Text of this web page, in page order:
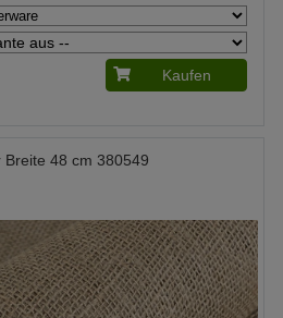
Kaufen
Breite 48 cm 380549